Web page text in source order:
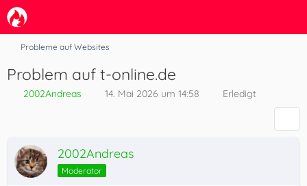
Probleme auf Websites
Problem auf t-online.de
2002Andreas 14. Mai 2026 um 14:58 Erledigt
2002Andreas
Moderator